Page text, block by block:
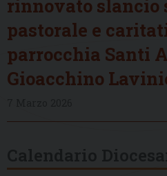
rinnovato slancio
pastorale e
parrocchia Santi
Gioacchino